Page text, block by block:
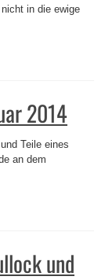
in die ewige
2014
Teile eines
an dem
und